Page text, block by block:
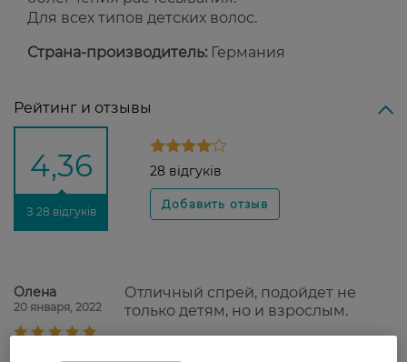
Для всех типов детских волос.
Страна-производитель: Германия
Рейтинг и отзывы
4,36
З 28 відгуків
28 відгуків
Олена
20 января, 2022
Отличный спрей, подойдет не
только детям, но и взрослым.